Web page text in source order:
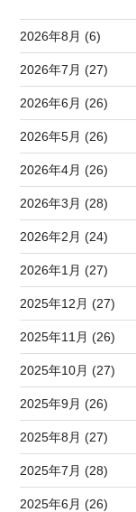
2026年8月 (6)
2026年7月 (27)
2026年6月 (26)
2026年5月 (26)
2026年4月 (26)
2026年3月 (28)
2026年2月 (24)
2026年1月 (27)
2025年12月 (27)
2025年11月 (26)
2025年10月 (27)
2025年9月 (26)
2025年8月 (27)
2025年7月 (28)
2025年6月 (26)